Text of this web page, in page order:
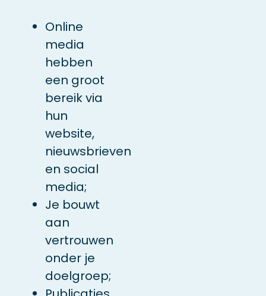
Online
media
hebben
een groot
bereik via
hun
website,
nieuwsbrieven
en social
media;
Je bouwt
aan
vertrouwen
onder je
doelgroep;